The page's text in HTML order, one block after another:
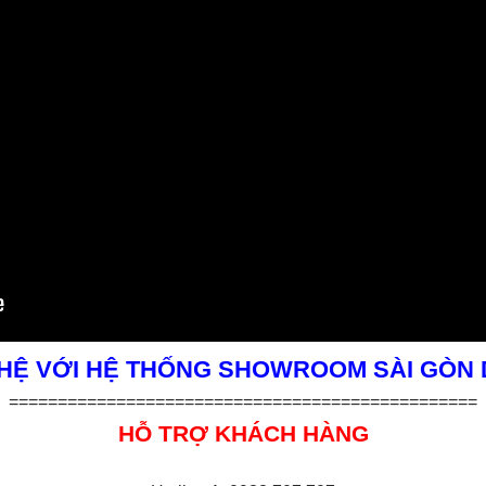
VỚI HỆ THỐNG SHOWROOM SÀI GÒN
================================================
HỖ TRỢ KHÁCH HÀNG